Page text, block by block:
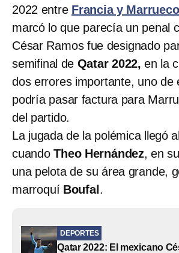
2022 entre Francia y
marcó lo que parecía un penal
César Ramos fue designado
semifinal de Qatar 2022, en la
dos errores importante, uno de
podría pasar factura para
del partido.
La jugada de la polémica llegó
cuandoTheo Hernández, en
una pelota de su área grande,
marroquí Boufal .
DEPORTES
Qatar 2022: El mexicano